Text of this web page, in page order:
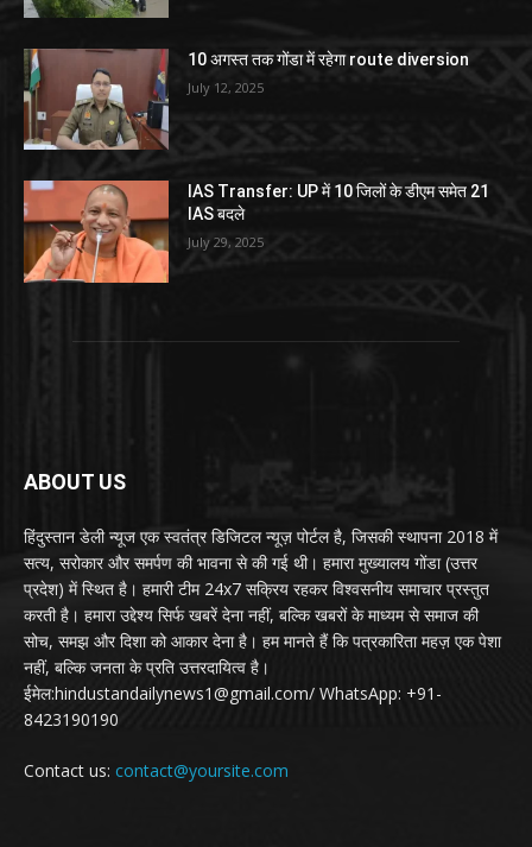
10 अगस्त तक गोंडा में रहेगा route diversion
July 12, 2025
IAS Transfer: UP में 10 जिलों के डीएम समेत 21
IAS बदले
July 29, 2025
ABOUT US
हिंदुस्तान डेली न्यूज एक स्वतंत्र डिजिटल न्यूज़ पोर्टल है, जिसकी स्थापना 2018 में
सत्य, सरोकार और समर्पण की भावना से की गई थी। हमारा मुख्यालय गोंडा (उत्तर
प्रदेश) में स्थित है। हमारी टीम 24x7 सक्रिय रहकर विश्वसनीय समाचार प्रस्तुत
करती है। हमारा उद्देश्य सिर्फ खबरें देना नहीं, बल्कि खबरों के माध्यम से समाज की
सोच, समझ और दिशा को आकार देना है। हम मानते हैं कि पत्रकारिता महज़ एक पेशा
नहीं, बल्कि जनता के प्रति उत्तरदायित्व है।
ईमेल:hindustandailynews1@gmail.com/ WhatsApp: +91-
8423190190
Contact us: contact@yoursite.com